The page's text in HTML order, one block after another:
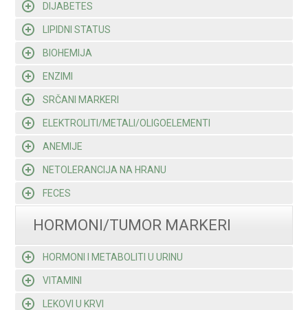
DIJABETES
LIPIDNI STATUS
BIOHEMIJA
ENZIMI
SRČANI MARKERI
ELEKTROLITI/METALI/OLIGOELEMENTI
ANEMIJE
NETOLERANCIJA NA HRANU
FECES
HORMONI/TUMOR MARKERI
HORMONI I METABOLITI U URINU
VITAMINI
LEKOVI U KRVI